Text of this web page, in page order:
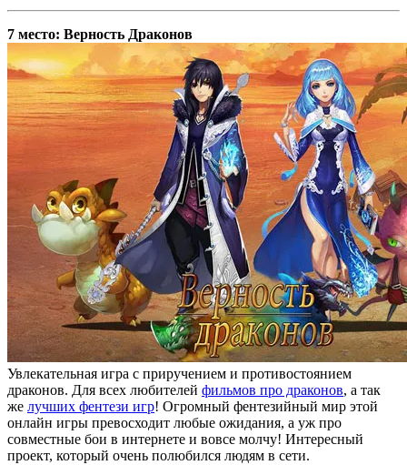
7 место: Верность Драконов
Увлекательная игра с приручением и противостоянием
драконов. Для всех любителей фильмов про драконов, а так
же лучших фентези игр! Огромный фентезийный мир этой
онлайн игры превосходит любые ожидания, а уж про
совместные бои в интернете и вовсе молчу! Интересный
проект, который очень полюбился людям в сети.